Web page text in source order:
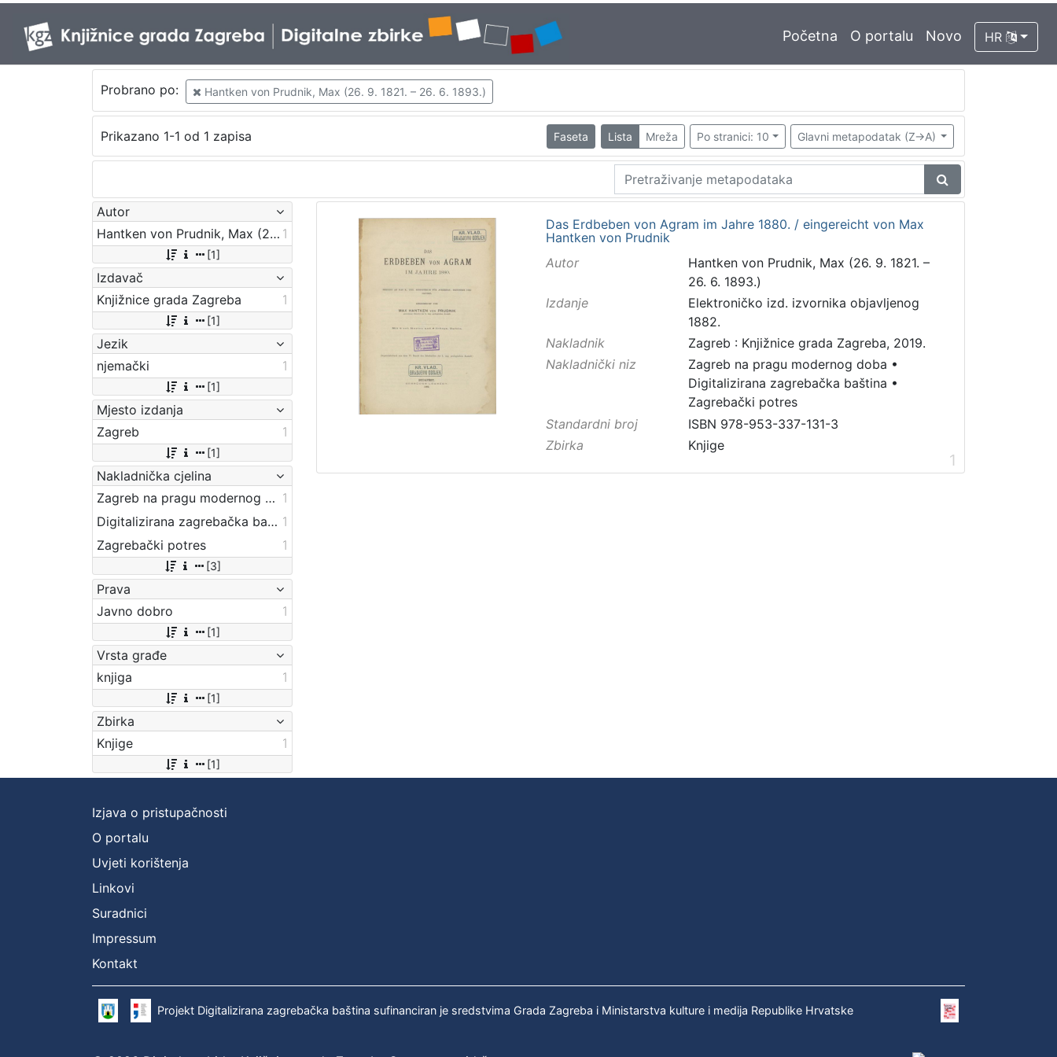
Početna O portalu Novo HR
Probrano po: Hantken von Prudnik, Max (26. 9. 1821. – 26. 6. 1893.)
Prikazano 1-1 od 1 zapisa Faseta Lista Mreža Po stranici: 10 Glavni metapodatak (Z->A)
Autor
Hantken von Prudnik, Max (26. 9. 1821. – 26. 6. 1893.) 1
[1]
Izdavač
Knjižnice grada Zagreba
1
[1]
Jezik
njemački
1
[1]
Mjesto izdanja
Zagreb
1
[1]
Nakladnička cjelina
Zagreb na pragu modernog doba 1
Digitalizirana zagrebačka baština 1
Zagrebački potres
1
[3]
Prava
Javno dobro
1
[1]
Vrsta građe
knjiga
1
[1]
Zbirka
Knjige
1
[1]
Das Erdbeben von Agram im Jahre 1880. / eingereicht von Max
Hantken von Prudnik
Autor
Hantken von Prudnik, Max (26. 9. 1821. –
26. 6. 1893.)
Izdanje
Elektroničko izd. izvornika objavljenog
1882.
Nakladnik
Zagreb : Knjižnice grada Zagreba, 2019.
Nakladnički niz
Zagreb na pragu modernog doba •
Digitalizirana zagrebačka baština •
Zagrebački potres
Standardni broj
ISBN 978-953-337-131-3
Zbirka
Knjige
1
Izjava o pristupačnosti
O portalu
Uvjeti korištenja
Linkovi
Suradnici
Impressum
Kontakt
Projekt Digitalizirana zagrebačka baština sufinanciran je sredstvima Grada Zagreba i Ministarstva kulture i medija Republike Hrvatske